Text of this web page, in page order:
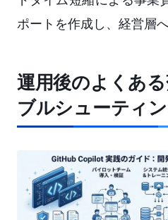
ポートを作成し、経営層
運用後のよくあ
ブルシューティ